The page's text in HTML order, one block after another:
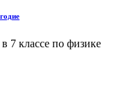
7 классе по физике